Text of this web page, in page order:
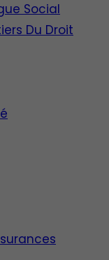
Social
Du Droit